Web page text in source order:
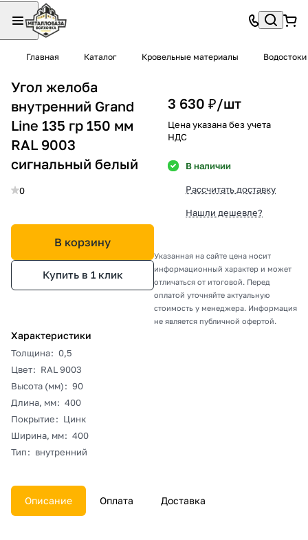
Главная Каталог Кровельные материалы Водостоки
Угол желоба
внутренний Grand
Line 135 гр 150 мм
RAL 9003
сигнальный белый
0
В корзину
Купить в 1 клик
Характеристики
Толщина: 0,5
Цвет: RAL 9003
Высота (мм): 90
Длина, мм: 400
Покрытие: Цинк
Ширина, мм: 400
Тип: внутренний
3 630 ₽/шт
Цена указана без учета
НДС
В наличии
Рассчитать доставку
Нашли дешевле?
Указанная на сайте цена носит
информационный характер и может
отличаться от итоговой. Перед
оплатой уточняйте актуальную
стоимость у менеджера. Информация
не является публичной офертой.
Описание Оплата Доставка